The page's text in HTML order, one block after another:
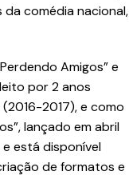
da comédia nacional,
Amigos” e
por 2 anos
2017), e como
lançado em abril
está disponível
de formatos e